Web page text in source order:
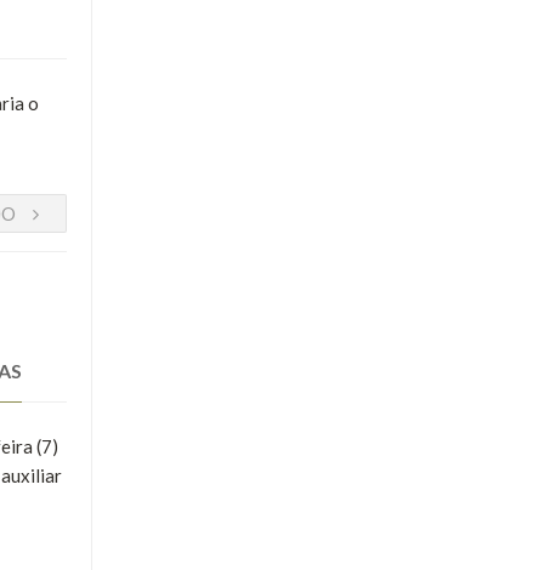
o
(7)
auxiliar